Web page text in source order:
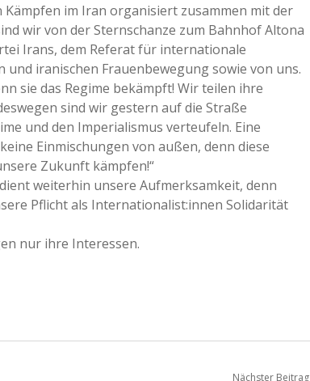
im Iran organisiert zusammen mit der
wir von der Sternschanze zum Bahnhof Altona
Irans, dem Referat für internationale
und iranischen Frauenbewegung sowie von uns.
sie das Regime bekämpft! Wir teilen ihre
sind wir gestern auf die Straße
und den Imperialismus verteufeln. Eine
Einmischungen von außen, denn diese
Zukunft kämpfen!“
weiterhin unsere Aufmerksamkeit, denn
Pflicht als Internationalist:innen Solidarität
nur ihre Interessen.
Nächster Beitrag